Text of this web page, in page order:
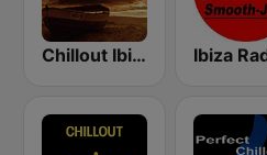
Chillout Ibiza FM